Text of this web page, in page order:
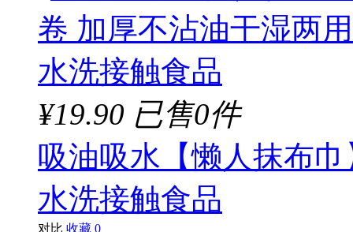
¥19.90 已售0件
吸油吸水【懒人抹布
水洗接触食品
对比 收藏 0